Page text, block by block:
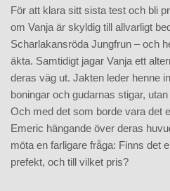
För att klara sitt sista test och bli
om Vanja är skyldig till allvarligt
Scharlakansröda Jungfrun – och
äkta. Samtidigt jagar Vanja ett
deras väg ut. Jakten leder henne
boningar och gudarnas stigar,
Och med det som borde vara det
Emeric hängande över deras
möta en farligare fråga: Finns det
prefekt, och till vilket pris?